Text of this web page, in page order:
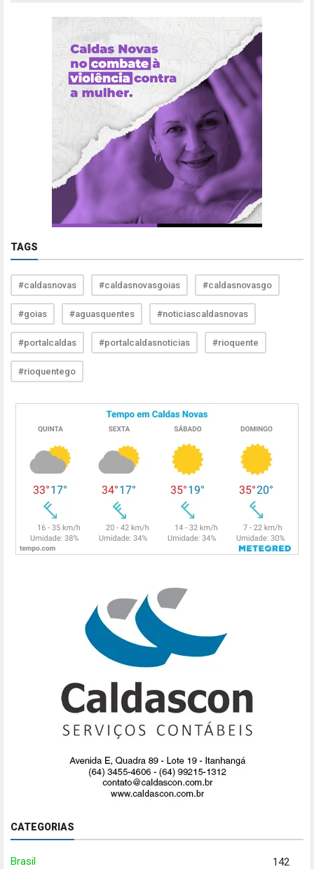
TAGS
#caldasnovas #caldasnovasgoias #caldasnovasgo
#goias #aguasquentes #noticiascaldasnovas
#portalcaldas #portalcaldasnoticias #rioquente
#rioquentego
CATEGORIAS
Brasil 142